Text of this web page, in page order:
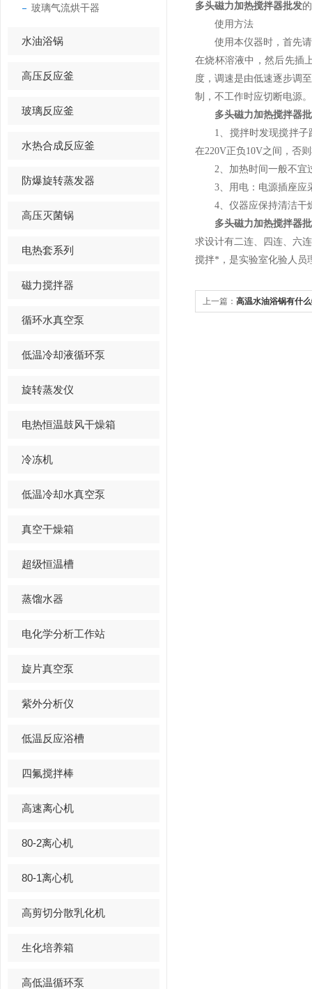
玻璃气流烘干器
水油浴锅
高压反应釜
玻璃反应釜
水热合成反应釜
防爆旋转蒸发器
高压灭菌锅
电热套系列
磁力搅拌器
循环水真空泵
低温冷却液循环泵
旋转蒸发仪
电热恒温鼓风干燥箱
冷冻机
低温冷却水真空泵
真空干燥箱
超级恒温槽
蒸馏水器
电化学分析工作站
旋片真空泵
紫外分析仪
低温反应浴槽
四氟搅拌棒
高速离心机
80-2离心机
80-1离心机
高剪切分散乳化机
生化培养箱
高低温循环泵
多头磁力加热搅拌器批发
使用方法
使用本仪器时，首先请
在烧杯溶液中，然后先插
度，调速是由低速逐步调
制，不工作时应切断电源
多头磁力加热搅拌器
1、搅拌时发现搅拌子跳
在220V正负10V之间，否
2、加热时间一般不宜
3、用电：电源插座应
4、仪器应保持清洁干燥
多头磁力加热搅拌器
求设计有二连、四连、六
搅拌*，是实验室化验人员
上一篇： 高温水油浴锅有什